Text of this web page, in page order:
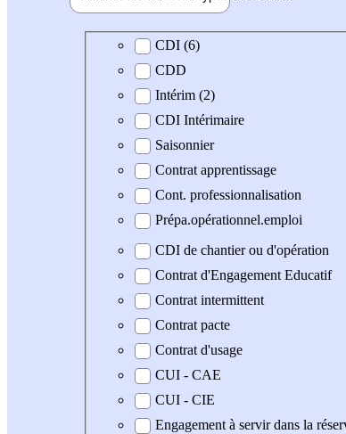
Type de contrat
CDI (6)
CDD
Intérim (2)
CDI Intérimaire
Saisonnier
Contrat apprentissage
Cont. professionnalisation
Prépa.opérationnel.emploi
CDI de chantier ou d'opération
Contrat d'Engagement Educatif
Contrat intermittent
Contrat pacte
Contrat d'usage
CUI - CAE
CUI - CIE
Engagement à servir dans la